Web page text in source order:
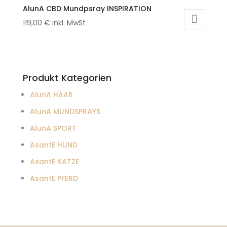
AlunA CBD Mundpsray INSPIRATION
119,00 € inkl. MwSt
Produkt Kategorien
AlunA HAAR
AlunA MUNDSPRAYS
AlunA SPORT
AsantE HUND
AsantE KATZE
AsantE PFERD